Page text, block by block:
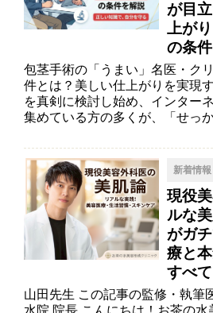
が目
上が
の条件
包茎手術の「うまい」名医・ク
件とは？美しい仕上がりを実現
を真剣に検討し始め、インター
集めている方の多くが、「せっ
新着情報
現役
ルな
がガ
療と
すべて
山田先生 この記事の監修・執筆
水院 院長 こんにちは！お茶の水